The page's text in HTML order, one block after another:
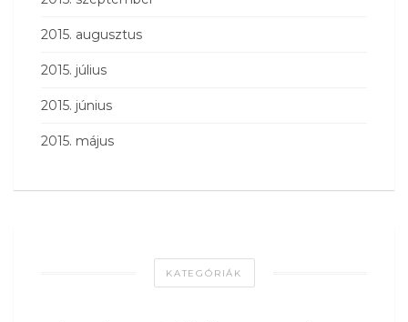
2015. augusztus
2015. július
2015. június
2015. május
KATEGÓRIÁK